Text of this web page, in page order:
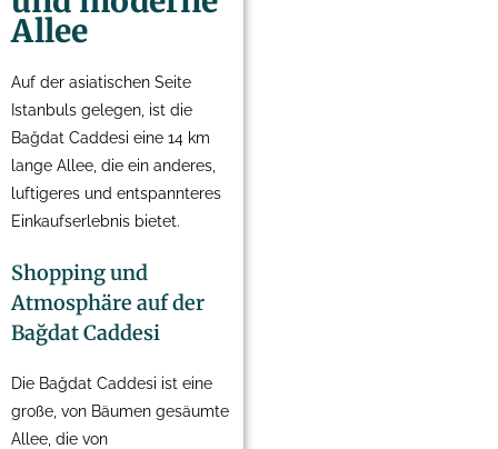
Allee
Auf der asiatischen Seite
Istanbuls gelegen, ist die
Bağdat Caddesi eine 14 km
lange Allee, die ein anderes,
luftigeres und entspannteres
Einkaufserlebnis bietet.
Shopping und
Atmosphäre auf der
Bağdat Caddesi
Die Bağdat Caddesi ist eine
große, von Bäumen gesäumte
Allee, die von